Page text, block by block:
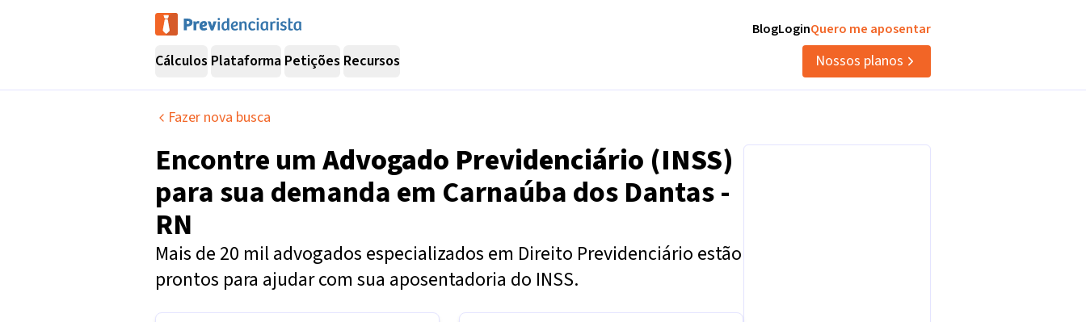
BlogLoginQuero me aposentar
Cálculos Plataforma Petições Recursos Nossos planos
Fazer nova busca
Encontre umAdvogado Previdenciário (INSS)
para sua demanda em Carnaúba dos Dantas -
RN
Mais de 20 mil advogados especializados em Direito Previdenciário estão
prontos para ajudar com sua aposentadoria do INSS.